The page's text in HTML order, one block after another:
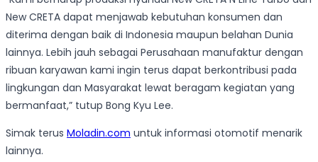
New CRETA dapat menjawab kebutuhan konsumen dan
diterima dengan baik di Indonesia maupun belahan Dunia
lainnya. Lebih jauh sebagai Perusahaan manufaktur dengan
ribuan karyawan kami ingin terus dapat berkontribusi pada
lingkungan dan Masyarakat lewat beragam kegiatan yang
bermanfaat,” tutup Bong Kyu Lee.
Simak terus Moladin.com untuk informasi otomotif menarik
lainnya.